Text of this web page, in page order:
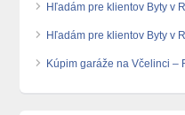
Hľadám pre klientov Byty v
Hľadám pre klientov Byty v
Kúpim garáže na Včelinci –